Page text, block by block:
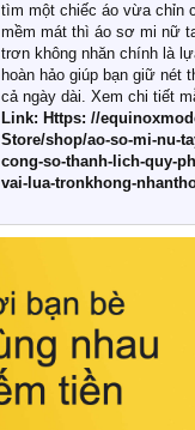
1. Tại sao các gia đình hiện
chuộng chăn ga gối đệm
Khác với các dòng sản
thường, những bộ chăn ga
cao cấp trải qua quy trình
nghiêm ngặt từ khâu chọn
liệu tự nhiên đến công nghệ
nhuộm hiện đại không chứa
này, bạn sẽ cảm nhận rõ
hồi chuẩn xác của phần
cột sống.
Bên cạnh đó, việc lựa chọn
sản phẩm đạt chuẩn chất
tế còn giúp ngăn ngừa tình
tìm một chiếc áo vừa chỉn
mềm mát thì áo sơ mi nữ
trơn không nhăn chính là
hoàn hảo giúp bạn giữ nét
cả ngày dài. Xem chi tiết
Link: Https: //
Store/shop/ao-so-mi-nu-
cong-so-thanh-lich-quy-
vai-lua-tronkhong-